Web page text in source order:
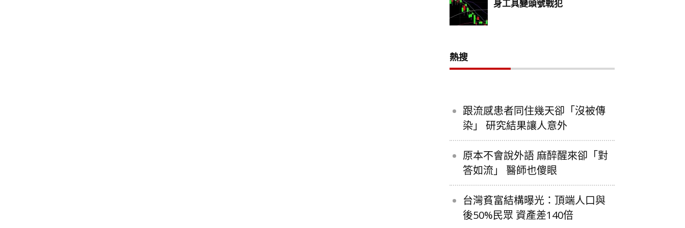
熱搜
跟流感患者同住幾天卻「沒被傳
染」 研究結果讓人意外
原本不會說外語 麻醉醒來卻「對
答如流」 醫師也傻眼
台灣貧富結構曝光：頂端人口與
後50%民眾 資產差140倍